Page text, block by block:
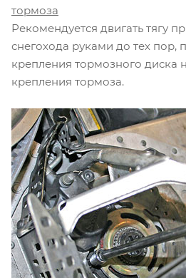
тормоза
Рекомендуется двигать тягу
снегохода руками до тех пор,
крепления тормозного диска
крепления тормоза.